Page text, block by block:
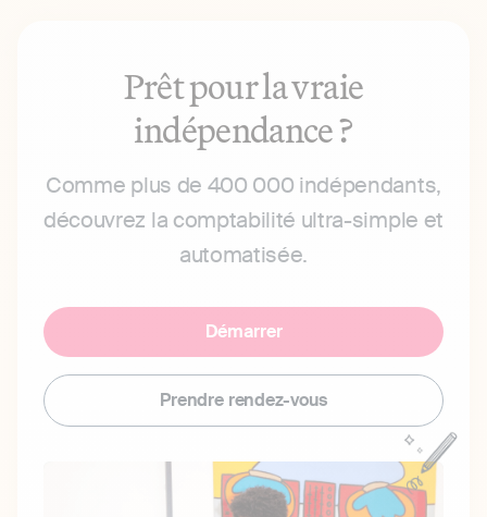
Prêt pour la vraie
indépendance ?
Comme plus de 400 000 indépendants,
découvrez la comptabilité ultra-simple et
automatisée.
Démarrer
Prendre rendez-vous